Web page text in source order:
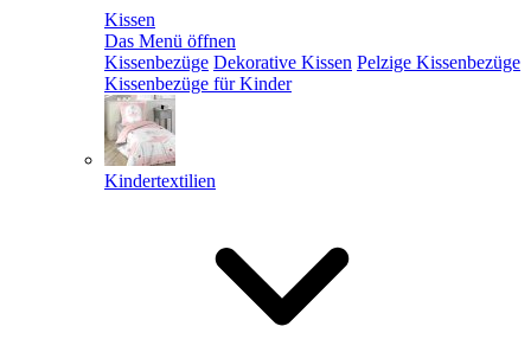
Kissen
Das Menü öffnen
Kissenbezüge Dekorative Kissen Pelzige Kissenbezüge
Kissenbezüge für Kinder
Kindertextilien